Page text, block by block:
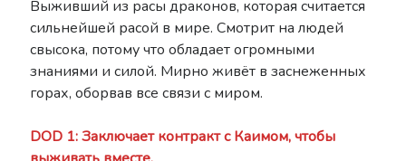
Выживший из расы драконов, которая считается
сильнейшей расой в мире. Смотрит на людей
свысока, потому что обладает огромными
знаниями и силой. Мирно живёт в заснеженных
горах, оборвав все связи с миром.
DOD 1: Заключает контракт с Каимом, чтобы